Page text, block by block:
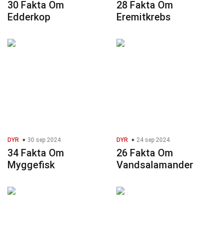
30 Fakta Om
Edderkop
28 Fakta Om
Eremitkrebs
DYR 30 sep 2024
34 Fakta Om
Myggefisk
DYR 24 sep 2024
26 Fakta Om
Vandsalamander